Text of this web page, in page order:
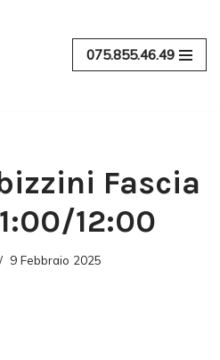
075.855.46.49
Fascia
12:00
9 Febbraio 2025